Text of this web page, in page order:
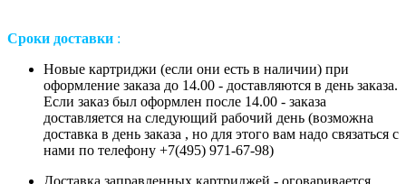
Сроки доставки :
Новые картриджи (если они есть в наличии) при
оформление заказа до 14.00 - доставляются в день заказа.
Если заказ был оформлен после 14.00 - заказа
доставляется на следующий рабочий день (возможна
доставка в день заказа , но для этого вам надо связаться с
нами по телефону +7(495) 971-67-98)